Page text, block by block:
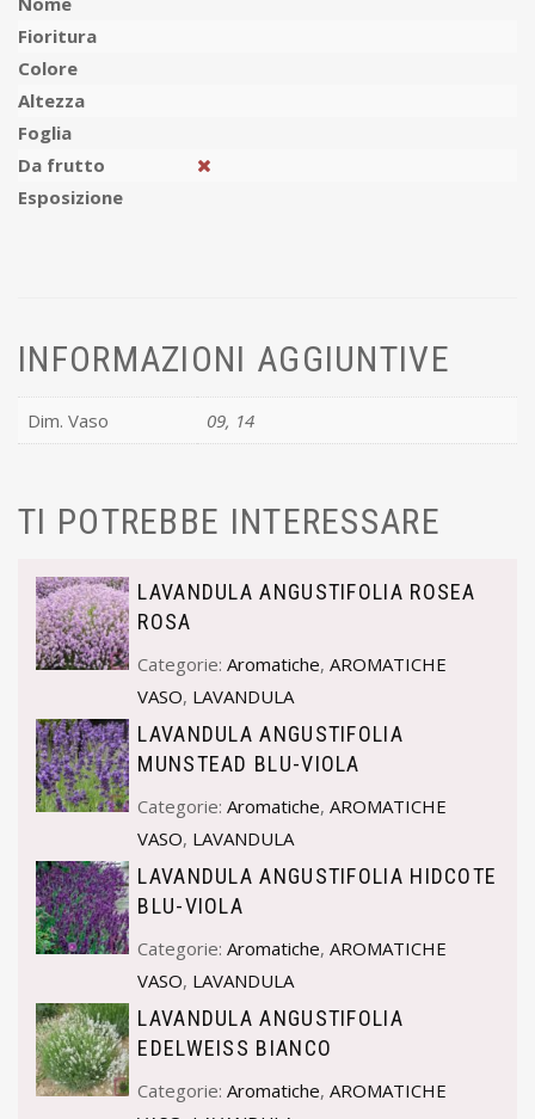
Fioritura
Colore
Altezza
Foglia
Da frutto
Esposizione
INFORMAZIONI AGGIUNTIVE
Dim. Vaso 09, 14
TI POTREBBE INTERESSARE
LAVANDULA ANGUSTIFOLIA ROSEA
ROSA
Categorie:Aromatiche,AROMATICHE
VASO, LAVANDULA
LAVANDULA ANGUSTIFOLIA
MUNSTEAD BLU-VIOLA
Categorie:Aromatiche,AROMATICHE
VASO, LAVANDULA
LAVANDULA ANGUSTIFOLIA HIDCOTE
BLU-VIOLA
Categorie:Aromatiche,AROMATICHE
VASO, LAVANDULA
LAVANDULA ANGUSTIFOLIA
EDELWEISS BIANCO
Categorie:Aromatiche,AROMATICHE